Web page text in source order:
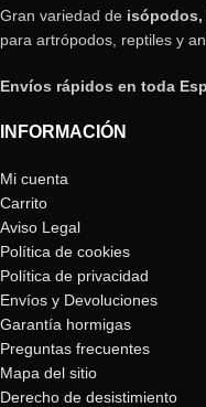
Gran variedad de isópodos,
para artrópodos, reptiles y
Envíos rápidos en toda
INFORMACIÓN
Mi cuenta
Carrito
Aviso Legal
Política de cookies
Política de privacidad
Envíos y Devoluciones
Garantía hormigas
Preguntas frecuentes
Mapa del sitio
Derecho de desistimiento